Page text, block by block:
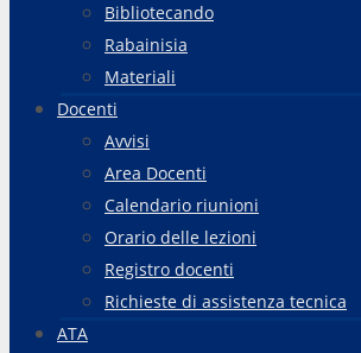
Bibliotecando
Rabainisia
Materiali
Docenti
Avvisi
Area Docenti
Calendario riunioni
Orario delle lezioni
Registro docenti
Richieste di assistenza tecnica
ATA